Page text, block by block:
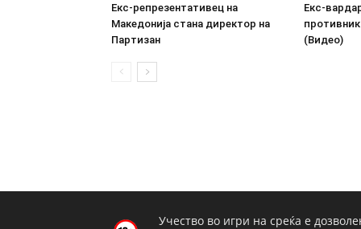
Екс-репрезентативец на
Македонија стана директор на
Партизан
Екс-
(Видео)
Учество во игри на среќа е